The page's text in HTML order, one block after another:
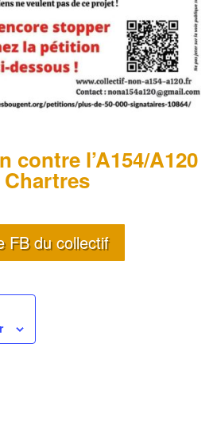
contre l’A154/A120
Chartres
FB du collectif